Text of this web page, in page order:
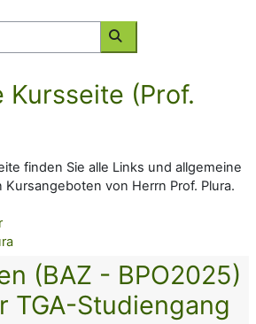
Kurse suchen
Kursseite (Prof.
finden Sie alle Links und allgemeine
von Herrn Prof. Plura.
(BAZ - BPO2025)
TGA-Studiengang